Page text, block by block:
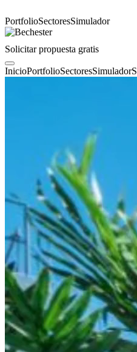
PortfolioSectoresSimulador
Solicitar propuesta gratis
InicioPortfolioSectoresSimulador